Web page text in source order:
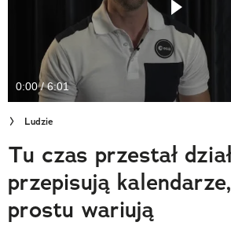
Newsletter
Cuda Polski
Wielki Konkurs Fotograficzny
Trendbook Podróżniczy
Polecane
0:00 / 6:01
Ludzie
Tu czas przestał
przepisują
prostu wariują